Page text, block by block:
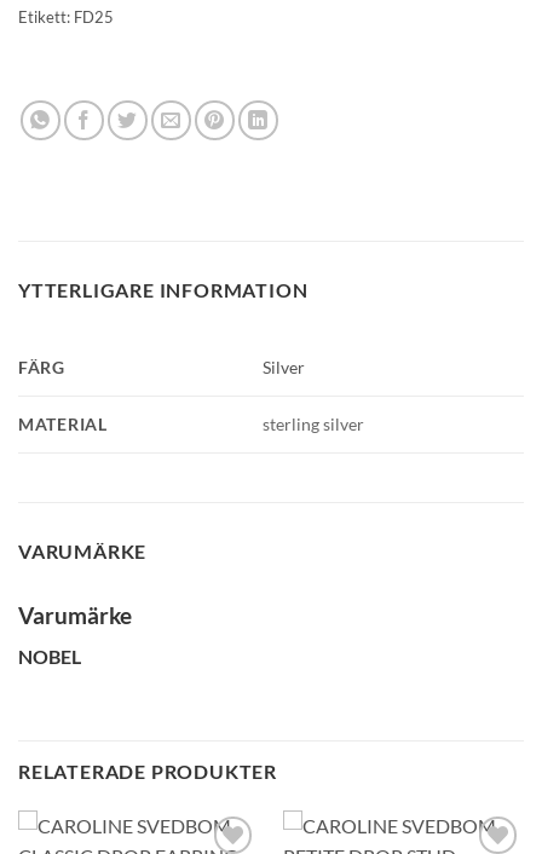
Etikett: FD25
YTTERLIGARE INFORMATION
FÄRG Silver
MATERIAL sterling silver
VARUMÄRKE
Varumärke
NOBEL
RELATERADE PRODUKTER